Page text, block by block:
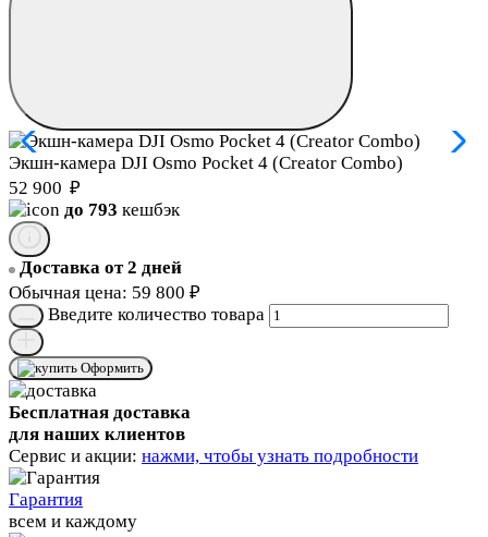
Экшн-камера DJI Osmo Pocket 4 (Creator Combo)
52 900 ₽
до 793 кешбэк
Доставка от 2 дней
Обычная цена: 59 800 ₽
Введите количество товара
Оформить
Бесплатная доставка
для наших клиентов
Сервис и акции: нажми, чтобы узнать подробности
Гарантия
всем и каждому